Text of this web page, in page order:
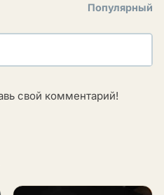
Популярный
свой комментарий!